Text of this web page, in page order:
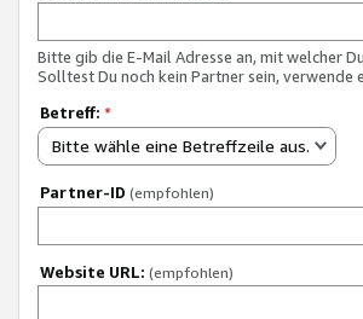
Bitte gib die E-Mail Adresse an, mit welcher
Solltest Du noch kein Partner sein, verwende
Betreff: *
Bitte wähle eine Betreffzeile aus.
Partner-ID (empfohlen)
Website URL: (empfohlen)